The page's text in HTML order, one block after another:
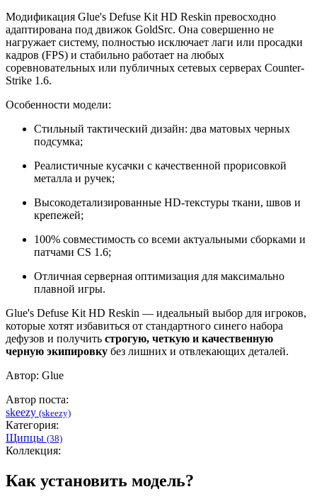
Модификация Glue's Defuse Kit HD Reskin превосходно
адаптирована под движок GoldSrc. Она совершенно не
нагружает систему, полностью исключает лаги или просадки
кадров (FPS) и стабильно работает на любых
соревновательных или публичных сетевых серверах Counter-
Strike 1.6.
Особенности модели:
Стильный тактический дизайн: два матовых черных
подсумка;
Реалистичные кусачки с качественной прорисовкой
металла и ручек;
Высокодетализированные HD-текстуры ткани, швов и
крепежей;
100% совместимость со всеми актуальными сборками и
патчами CS 1.6;
Отличная серверная оптимизация для максимально
плавной игры.
Glue's Defuse Kit HD Reskin — идеальный выбор для игроков,
которые хотят избавиться от стандартного синего набора
дефузов и получить строгую, четкую и качественную
черную экипировку без лишних и отвлекающих деталей.
Автор: Glue
Автор поста:
skeezy (skeezy)
Категория:
Щипцы (38)
Коллекция:
Как установить модель?